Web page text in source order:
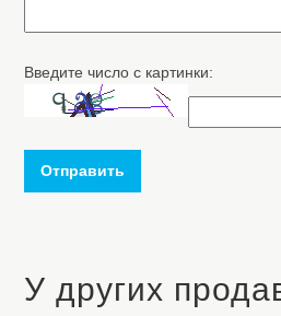
Введите число с картинки:
Отправить
У других